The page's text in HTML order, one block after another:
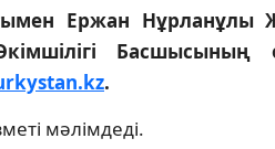
Ержан Нұрланұлы
.
мәлімдеді.